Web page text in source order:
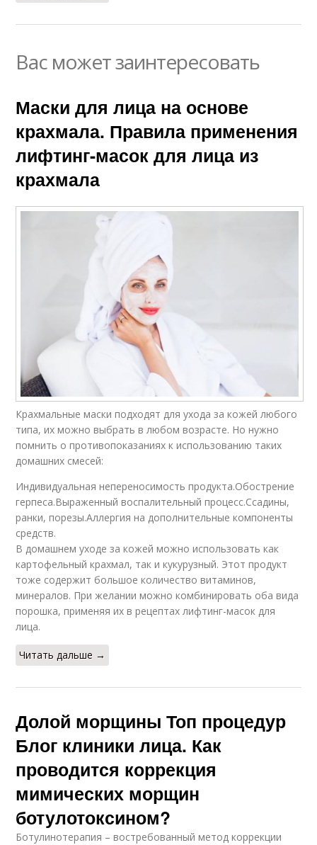
Вас может заинтересовать
Маски для лица на основе
крахмала. Правила применения
лифтинг-масок для лица из
крахмала
Крахмальные маски подходят для ухода за кожей любого
типа, их можно выбрать в любом возрасте. Но нужно
помнить о противопоказаниях к использованию таких
домашних смесей:
Индивидуальная непереносимость продукта.Обострение
герпеса.Выраженный воспалительный процесс.Ссадины,
ранки, порезы.Аллергия на дополнительные компоненты
средств.
В домашнем уходе за кожей можно использовать как
картофельный крахмал, так и кукурузный. Этот продукт
тоже содержит большое количество витаминов,
минералов. При желании можно комбинировать оба вида
порошка, применяя их в рецептах лифтинг-масок для
лица.
Читать дальше →
Долой морщины Топ процедур
Блог клиники лица. Как
проводится коррекция
мимических морщин
ботулотоксином?
Ботулинотерапия – востребованный метод коррекции